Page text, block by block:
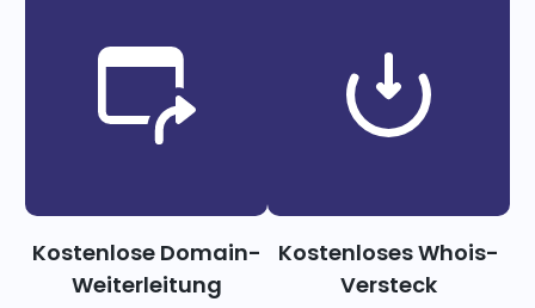
Kostenlose Domain-
Weiterleitung
Kostenloses Whois-
Versteck